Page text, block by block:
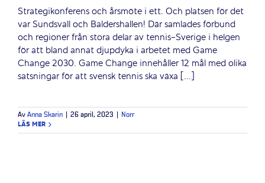
Strategikonferens och årsmöte i ett. Och platsen för det
var Sundsvall och Baldershallen! Där samlades förbund
och regioner från stora delar av tennis-Sverige i helgen
för att bland annat djupdyka i arbetet med Game
Change 2030. Game Change innehåller 12 mål med olika
satsningar för att svensk tennis ska växa [...]
Av Anna Skarin 26 april, 2023 Norr
LÄS MER